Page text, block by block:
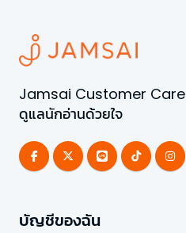
Jamsai Customer Care
ดูแลนักอ่านด้วยใจ
บัญชีของฉัน